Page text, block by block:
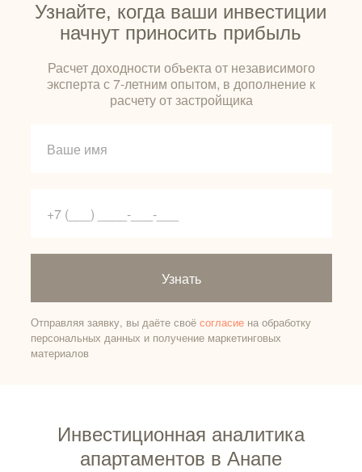
Узнать
Отправляя заявку, вы даёте своё согласиена обработку
персональных данных и получение маркетинговых
материалов
Расчет доходности объекта от независимого
эксперта с 7-летним опытом, в дополнение к
расчету от застройщика
Узнайте, когда ваши инвестиции
начнут приносить прибыль
Инвестиционная аналитика
апартаментов в Анапе